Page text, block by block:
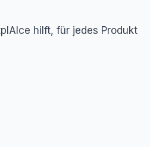
hilft, für jedes Produkt